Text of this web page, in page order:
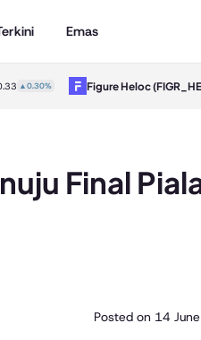
Emas
Figure Heloc(FIGR_HELOC)
Final
Posted on 14